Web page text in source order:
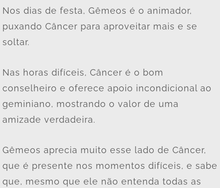
Nos dias de festa, Gêmeos é o animador,
puxando Câncer para aproveitar mais e se
soltar.
Nas horas difíceis, Câncer é o bom
conselheiro e oferece apoio incondicional ao
geminiano, mostrando o valor de uma
amizade verdadeira.
Gêmeos aprecia muito esse lado de Câncer,
que é presente nos momentos difíceis, e sabe
que, mesmo que ele não entenda todas as